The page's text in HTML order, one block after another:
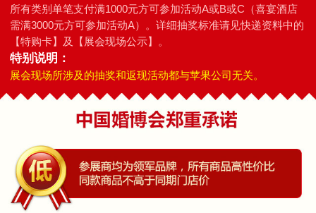
所有类别单笔支付满1000元方可参加活动A或B或C（喜宴酒店
需满3000元方可参加活动A）。详细抽奖标准请见快递资料中的
【特购卡】及【展会现场公示】。
特别说明：
展会现场所涉及的抽奖和返现活动都与苹果公司无关。